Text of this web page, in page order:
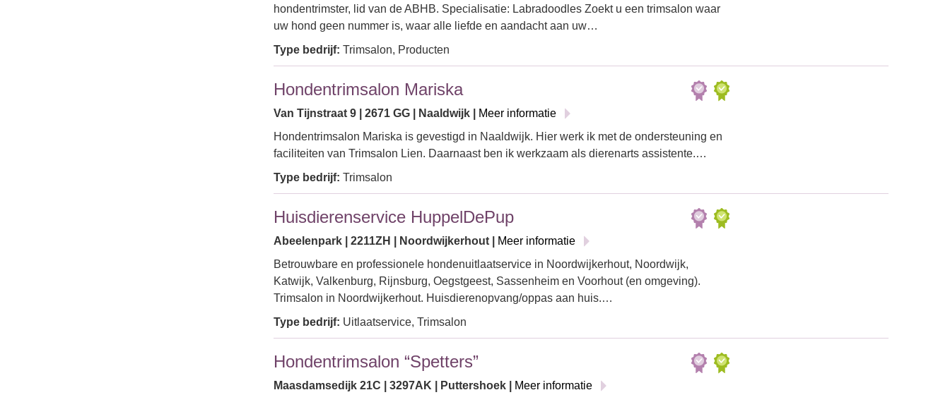
hondentrimster, lid van de ABHB. Specialisatie: Labradoodles Zoekt u een trimsalon waar
uw hond geen nummer is, waar alle liefde en aandacht aan uw…
Type bedrijf: Trimsalon, Producten
Hondentrimsalon Mariska
Van Tijnstraat 9 | 2671 GG | Naaldwijk |
Meer informatie
Hondentrimsalon Mariska is gevestigd in Naaldwijk. Hier werk ik met de ondersteuning en
faciliteiten van Trimsalon Lien. Daarnaast ben ik werkzaam als dierenarts assistente.…
Type bedrijf: Trimsalon
Huisdierenservice HuppelDePup
Abeelenpark | 2211ZH | Noordwijkerhout |
Meer informatie
Betrouwbare en professionele hondenuitlaatservice in Noordwijkerhout, Noordwijk,
Katwijk, Valkenburg, Rijnsburg, Oegstgeest, Sassenheim en Voorhout (en omgeving).
Trimsalon in Noordwijkerhout. Huisdierenopvang/oppas aan huis.…
Type bedrijf: Uitlaatservice, Trimsalon
Hondentrimsalon “Spetters”
Maasdamsedijk 21C | 3297AK | Puttershoek |
Meer informatie